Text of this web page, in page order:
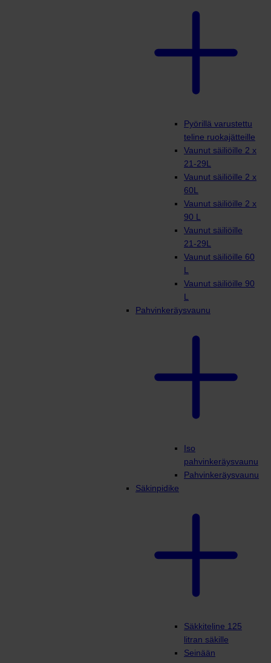
Pyörillä varustettu
teline ruokajätteille
Vaunut säiliöille 2 x
21-29L
Vaunut säiliöille 2 x
60L
Vaunut säiliöille 2 x
90 L
Vaunut säiliöille
21-29L
Vaunut säiliöille 60
L
Vaunut säiliöille 90
L
Pahvinkeräysvaunu
Iso
pahvinkeräysvaunu
Pahvinkeräysvaunu
Säkinpidike
Säkkiteline 125
litran säkille
Seinään